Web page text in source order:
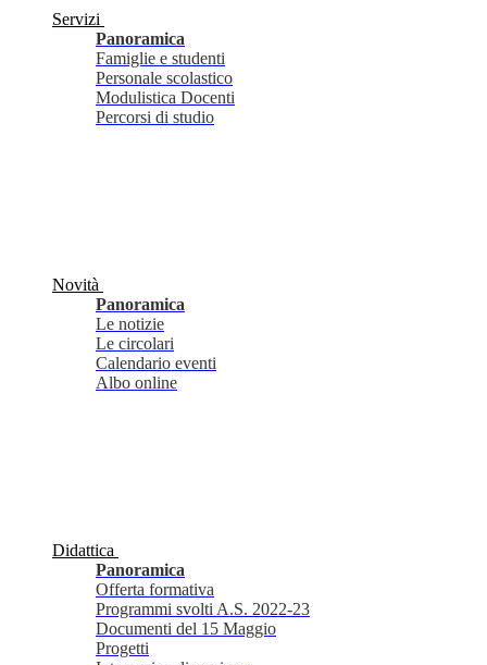
Servizi
Panoramica
Famiglie e studenti
Personale scolastico
Modulistica Docenti
Percorsi di studio
Novità
Panoramica
Le notizie
Le circolari
Calendario eventi
Albo online
Didattica
Panoramica
Offerta formativa
Programmi svolti A.S. 2022-23
Documenti del 15 Maggio
Progetti